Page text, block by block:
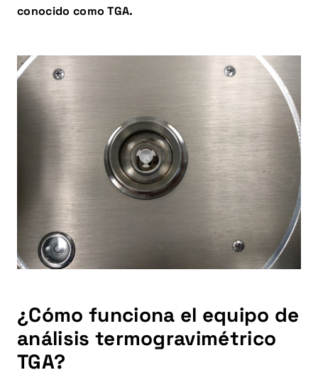
conocido como TGA.
¿Cómo funciona el equipo de
análisis termogravimétrico
TGA?